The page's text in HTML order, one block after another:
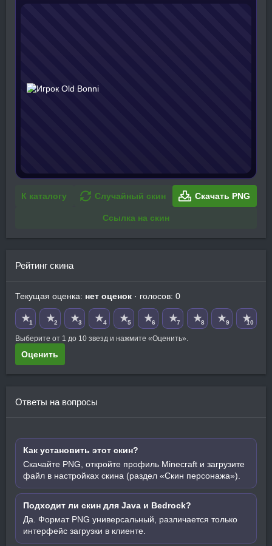
К каталогу Случайный скин Скачать PNG
Ссылка на скин
Рейтинг скина
Текущая оценка: нет оценок · голосов: 0
★1 ★2 ★3 ★4 ★5 ★6 ★7 ★8 ★9 ★10
Выберите от 1 до 10 звезд и нажмите «Оценить».
Оценить
Ответы на вопросы
Как установить этот скин?
Скачайте PNG, откройте профиль Minecraft и загрузите
файл в настройках скина (раздел «Скин персонажа»).
Подходит ли скин для Java и Bedrock?
Да. Формат PNG универсальный, различается только
интерфейс загрузки в клиенте.